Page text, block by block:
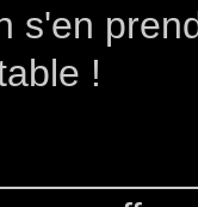
s'en
!